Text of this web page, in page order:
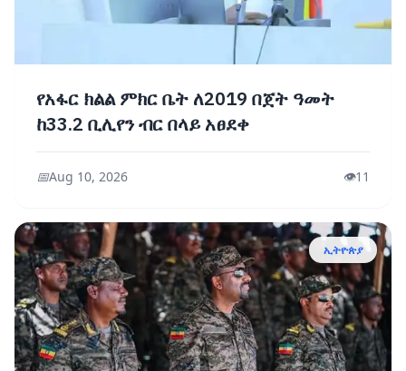
የአፋር ክልል ምክር ቤት ለ2019 በጀት ዓመት
ከ33.2 ቢሊየን ብር በላይ አፀደቀ
📅Aug 10, 2026 👁️11
ኢትዮጵያ